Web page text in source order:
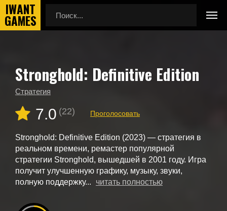
Главная
Новые игры
Stronghold: Definitive Edition
Stronghold: Definitive Edition
Стратегия
7.0 (22) Проголосовать
Stronghold: Definitive Edition (2023) — стратегия в
реальном времени, ремастер популярной
стратегии Stronghold, вышедшей в 2001 году. Игра
получит улучшенную графику, музыку, звуки,
полную поддержку...
читать полностью